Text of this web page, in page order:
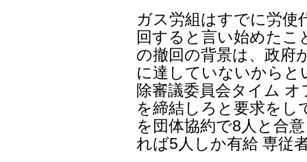
ガス労組はすでに労使
回すると言い始めたこ
の撤回の背景は、政府
に達していないからと
除審議委員会タイム
を締結しろと要求をし
を団体協約で8人と合
れば5人しか有給 専従